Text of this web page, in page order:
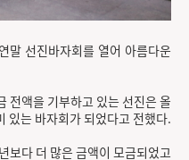
말 선진바자회를 열어 아름다운
전액을 기부하고 있는 선진은 올
있는 바자회가 되었다고 전했다.
보다 더 많은 금액이 모금되었고